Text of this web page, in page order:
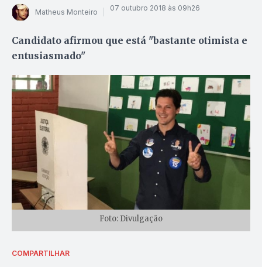
Matheus Monteiro 07 outubro 2018 às 09h26
Candidato afirmou que está "bastante otimista e
entusiasmado"
Foto: Divulgação
COMPARTILHAR